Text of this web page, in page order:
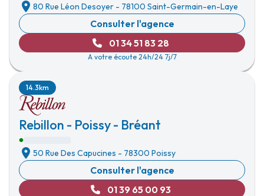
80 Rue Léon Desoyer - 78100 Saint-Germain-en-Laye
Consulter l'agence
01 34 51 83 28
A votre écoute 24h/24 7j/7
Rebillon - Poissy - Bréant
14.3km
50 Rue Des Capucines - 78300 Poissy
Consulter l'agence
01 39 65 00 93